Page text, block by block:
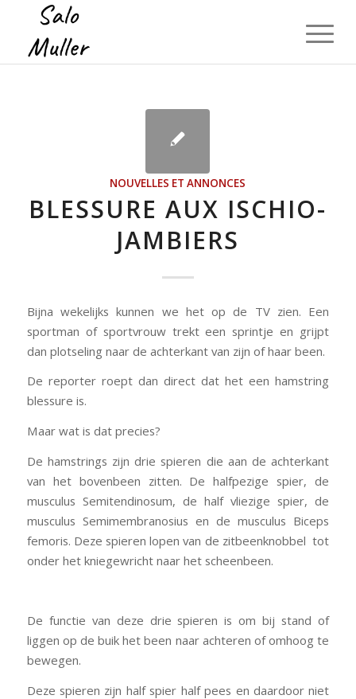
NOUVELLES ET ANNONCES
BLESSURE AUX ISCHIO-
JAMBIERS
Bijna wekelijks kunnen we het op de TV zien. Een
sportman of sportvrouw trekt een sprintje en grijpt
dan plotseling naar de achterkant van zijn of haar been.
De reporter roept dan direct dat het een hamstring
blessure is.
Maar wat is dat precies?
De hamstrings zijn drie spieren die aan de achterkant
van het bovenbeen zitten. De halfpezige spier, de
musculus Semitendinosum, de half vliezige spier, de
musculus Semimembranosius en de musculus Biceps
femoris. Deze spieren lopen van de zitbeenknobbel tot
onder het kniegewricht naar het scheenbeen.
De functie van deze drie spieren is om bij stand of
liggen op de buik het been naar achteren of omhoog te
bewegen.
Deze spieren zijn half spier half pees en daardoor niet